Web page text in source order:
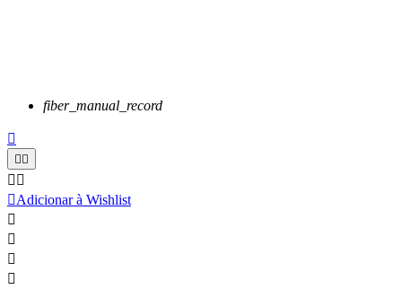
fiber_manual_record


 
Adicionar à Wishlist



